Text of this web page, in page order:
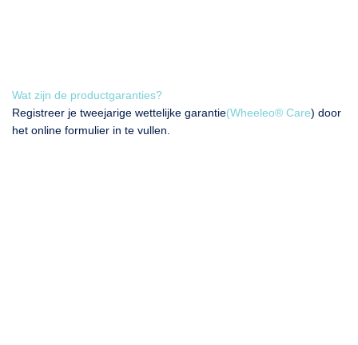
Wat zijn de productgaranties?
Registreer je tweejarige wettelijke garantie(Wheeleo®️ Care) door
het online formulier in te vullen.